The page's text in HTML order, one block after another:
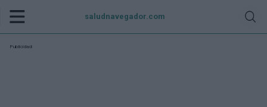
saludnavegador.com
Publicidad: